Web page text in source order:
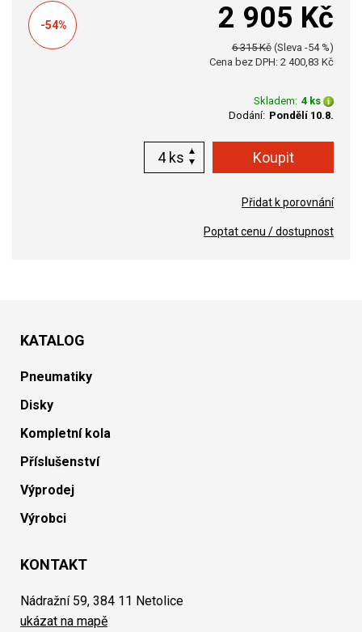
-54% 2 905 Kč
6 315 Kč (Sleva -54 %)
Cena bez DPH: 2 400,83 Kč
Skladem: 4 ks
Dodání: Pondělí 10.8.
ks
Přidat k porovnání
Poptat cenu / dostupnost
KATALOG
Pneumatiky
Disky
Kompletní kola
Příslušenství
Výprodej
Výrobci
KONTAKT
Nádražní 59, 384 11 Netolice
ukázat na mapě